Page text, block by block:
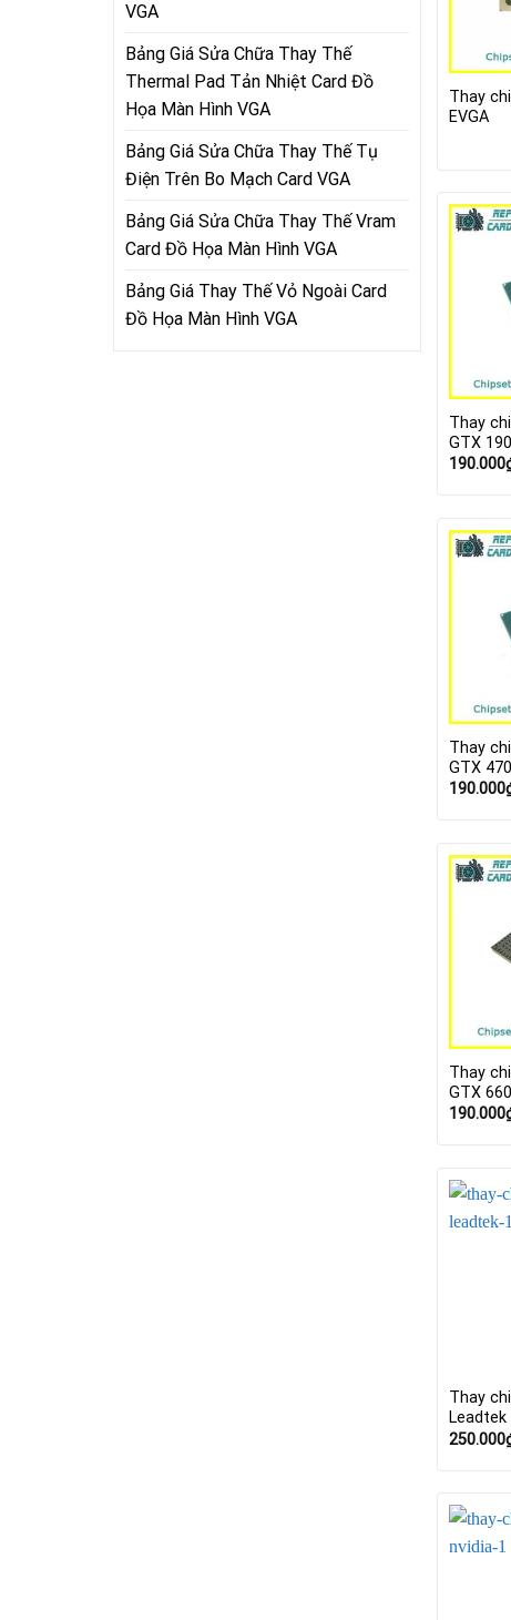
VGA
Bảng Giá Sửa Chữa Thay Thế
Thermal Pad Tản Nhiệt Card Đồ
Họa Màn Hình VGA
Bảng Giá Sửa Chữa Thay Thế Tụ
Điện Trên Bo Mạch Card VGA
Bảng Giá Sửa Chữa Thay Thế Vram
Card Đồ Họa Màn Hình VGA
Bảng Giá Thay Thế Vỏ Ngoài Card
Đồ Họa Màn Hình VGA
Thay
EVGA
Thay
GTX 190
190.000
Thay
GTX 470
190.000
Thay
GTX 660
190.000
Thay
Leadtek
250.000